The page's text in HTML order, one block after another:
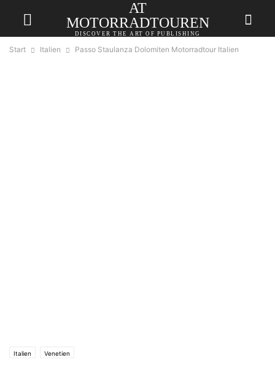
AT
MOTORRADTOUREN
DISCOVER THE ART OF PUBLISHING
Start Italien Passo Staulanza Dolomiten Motorradtour Italien
Italien Venetien